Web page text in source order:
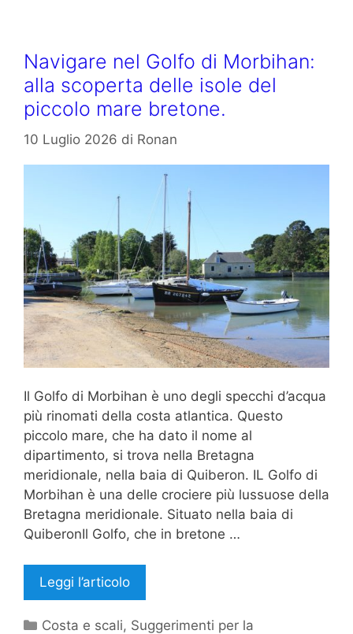
Navigare nel Golfo di Morbihan:
alla scoperta delle isole del
piccolo mare bretone.
10 Luglio 2026 di Ronan
Il Golfo di Morbihan è uno degli specchi d’acqua
più rinomati della costa atlantica. Questo
piccolo mare, che ha dato il nome al
dipartimento, si trova nella Bretagna
meridionale, nella baia di Quiberon. IL Golfo di
Morbihan è una delle crociere più lussuose della
Bretagna meridionale. Situato nella baia di
QuiberonIl Golfo, che in bretone …
Leggi l’articolo
Categorie
Costa e scali, Suggerimenti per la